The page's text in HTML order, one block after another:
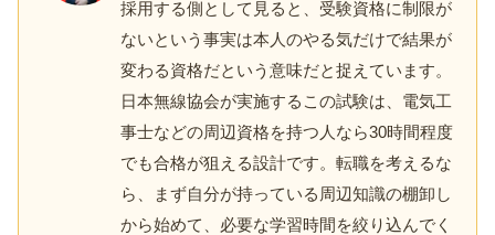
採用する側として見ると、受験資格に制限が
ないという事実は本人のやる気だけで結果が
変わる資格だという意味だと捉えています。
日本無線協会が実施するこの試験は、電気工
事士などの周辺資格を持つ人なら30時間程度
でも合格が狙える設計です。転職を考えるな
ら、まず自分が持っている周辺知識の棚卸し
から始めて、必要な学習時間を絞り込んでく